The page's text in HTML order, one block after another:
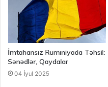
İmtahansız Rumıniyada Təhsil:
Sənədlər, Qaydalar
04 İyul 2025